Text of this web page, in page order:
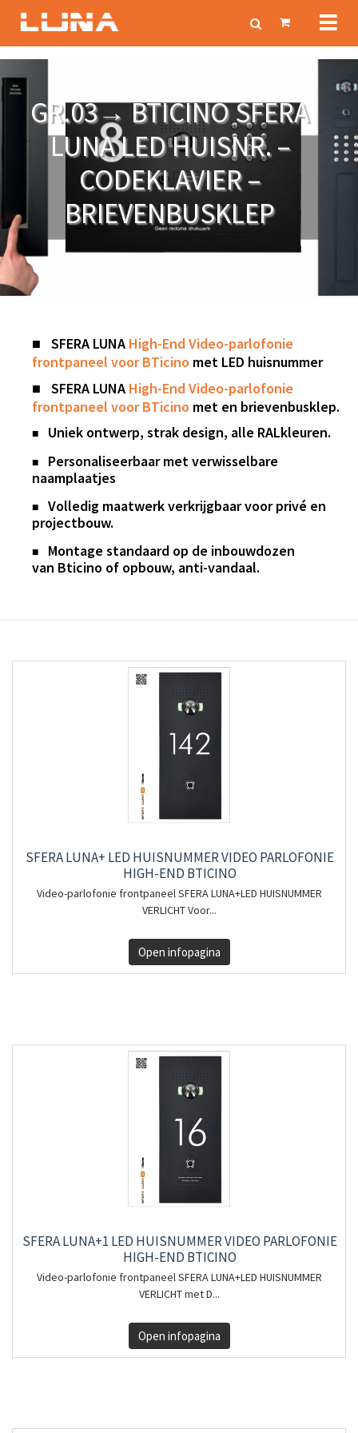
GR.03→ BTICINO SFERA
LUNA LED HUISNR. –
CODEKLAVIER –
BRIEVENBUSKLEP
■ SFERA LUNA High-End Video-parlofonie
frontpaneel voorBTicino met LED huisnummer
■
SFERA LUNA High-End Video-parlofonie
frontpaneel voorBTicino met en brievenbusklep.
■ Uniek ontwerp, strak design, alle RALkleuren.
■
Personaliseerbaar met verwisselbare
naamplaatjes
■
Volledig maatwerk verkrijgbaar voor privé en
projectbouw.
■ Montage standaard op de inbouwdozen
van Bticino of opbouw, anti-vandaal.
SFERA LUNA+ LED HUISNUMMER VIDEO PARLOFONIE
HIGH-END BTICINO
Video-parlofonie frontpaneel SFERA LUNA+LED HUISNUMMER
VERLICHT Voor...
Open infopagina
SFERA LUNA+1 LED HUISNUMMER VIDEO PARLOFONIE
HIGH-END BTICINO
Video-parlofonie frontpaneel SFERA LUNA+LED HUISNUMMER
VERLICHT met D...
Open infopagina